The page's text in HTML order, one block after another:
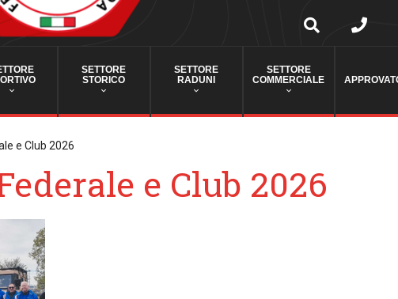
SETTORE
STORICO
SETTORE
RADUNI
SETTORE
COMMERCIALE
e Club 2026
e Club 2026